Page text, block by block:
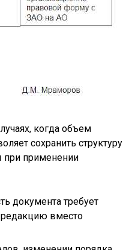
когда объем
сохранить структуру
при применении
документа требует
вместо